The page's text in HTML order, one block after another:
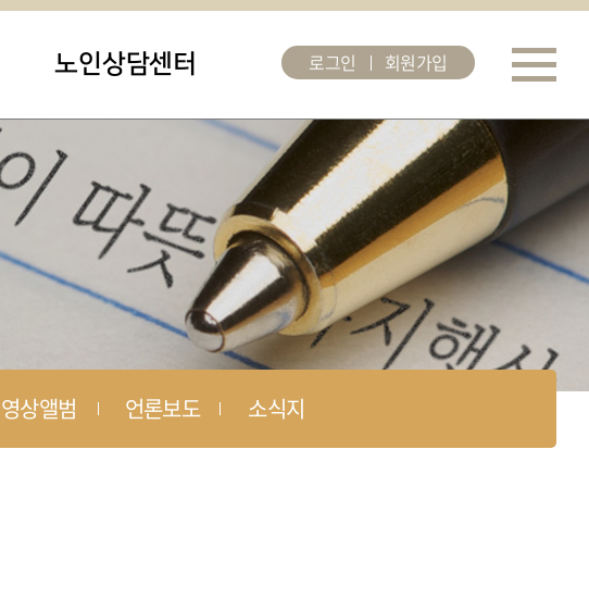
노인상담센터 로그인 회원가입
영상앨범 언론보도 소식지